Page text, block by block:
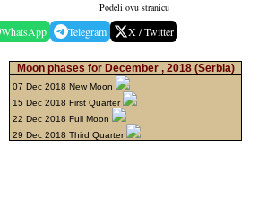
Podeli ovu stranicu
WhatsApp Telegram X / Twitter
Moon phases for December , 2018 (Serbia)
07 Dec 2018 New Moon
15 Dec 2018 First Quarter
22 Dec 2018 Full Moon
29 Dec 2018 Third Quarter